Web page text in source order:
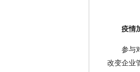
疫情
参与
改变企业